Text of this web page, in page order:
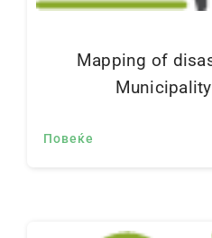
Mapping of disaster risks in the
Повеќе